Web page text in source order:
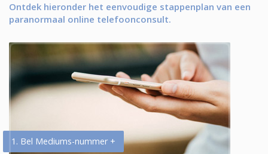
Ontdek hieronder het eenvoudige stappenplan van een
paranormaal online telefoonconsult.
1. Bel Mediums-nummer +